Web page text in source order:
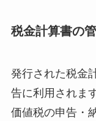
税金計算書の
発行された税金
告に利用されま
価値税の申告・